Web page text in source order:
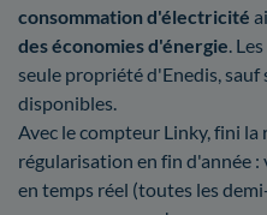
consommation d'électricité
des économies d'énergie .
seule propriété d'Enedis, sauf
disponibles.
Avec le compteur Linky, fini la
régularisation en fin d'année
en temps réel (toutes les